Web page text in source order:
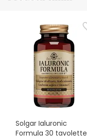
Solgar Ialuronic
Formula 30 tavolette